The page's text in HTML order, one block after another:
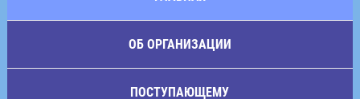
ОБ ОРГАНИЗАЦИИ
ПОСТУПАЮЩЕМУ